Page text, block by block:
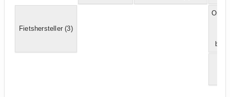
Fietshersteller (3)